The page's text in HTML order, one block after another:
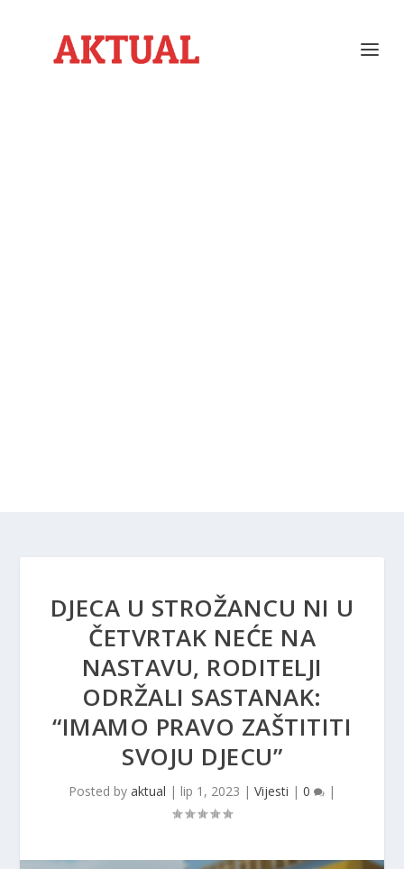
DJECA U STROŽANCU NI U
ČETVRTAK NEĆE NA
NASTAVU, RODITELJI
ODRŽALI SASTANAK:
“IMAMO PRAVO ZAŠTITITI
SVOJU DJECU”
Posted by aktual | lip 1, 2023 | Vijesti | 0 |